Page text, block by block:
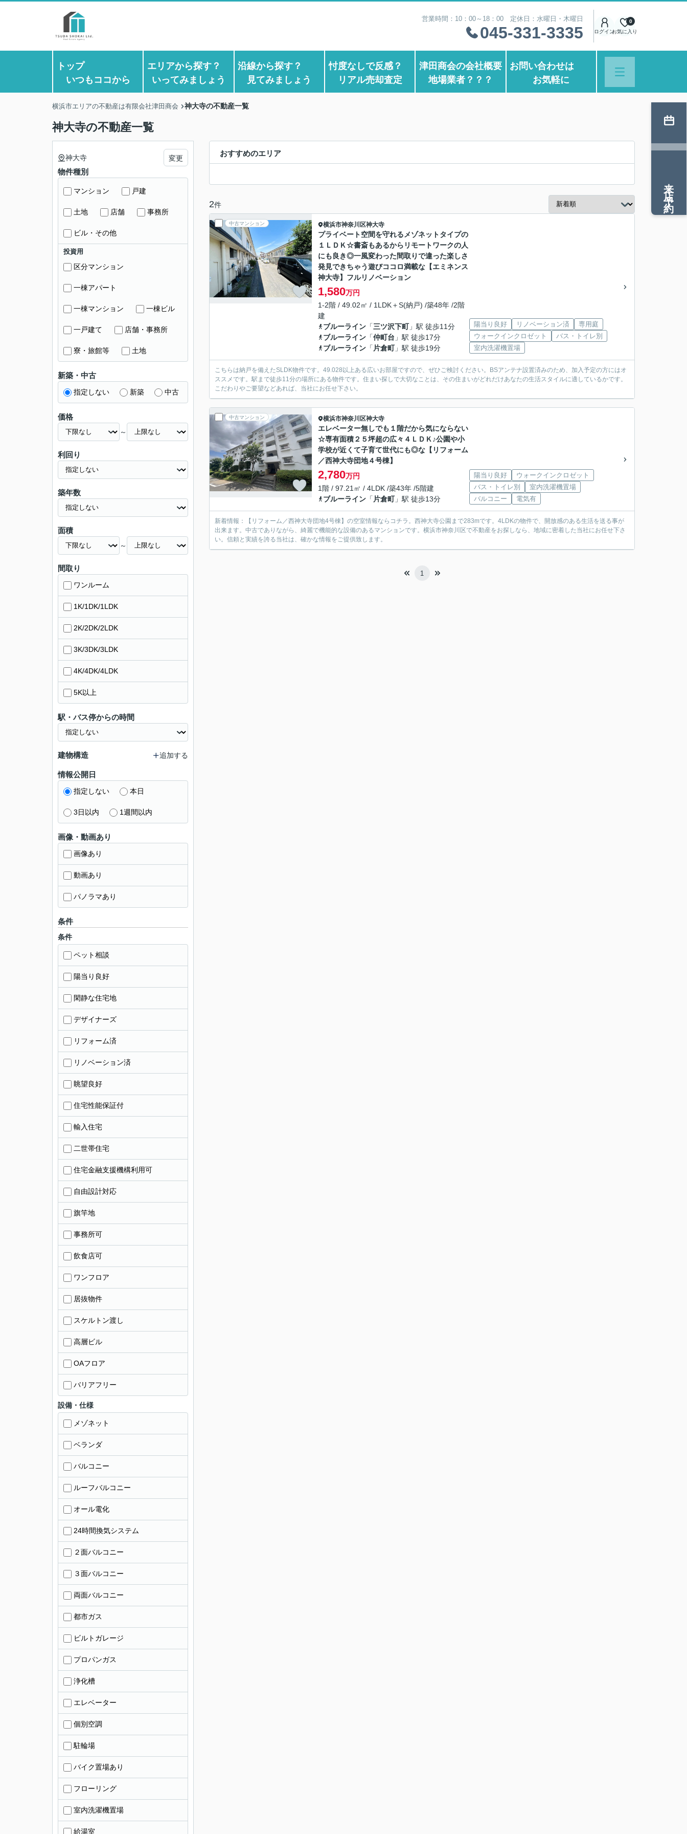
営業時間：10：00～18：00 定休日：水曜日・木曜日
045-331-3335 ログインお気に入り
0
トップ
いつもココから
エリアから探す？
いってみましょう
沿線から探す？
見てみましょう
忖度なしで反感？
リアル売却査定
津田商会の会社概要
地場業者？？？
お問い合わせは
お気軽に
横浜市エリアの不動産は有限会社津田商会 神大寺の不動産一覧
神大寺の不動産一覧
おすすめのエリア
2件
中古マンション 横浜市神奈川区神大寺
プライベート空間を守れるメゾネットタイプの
１ＬＤＫ☆書斎もあるからリモートワークの人
にも良き◎一風変わった間取りで違った楽しさ
発見できちゃう遊びココロ満載な【エミネンス
神大寺】フルリノベーション
1,580万円
1-2階 / 49.02㎡ / 1LDK＋S(納戸) /築48年 /2階
建
ブルーライン 「三ツ沢下町」駅 徒歩11分
ブルーライン 「仲町台 」駅 徒歩17分
ブルーライン 「 片倉町」駅 徒歩19分
陽当り良好 リノベーション済
専用庭
ウォークインクロゼット
バス・トイレ別
室内洗濯機置場
こちらは納戸を備えたSLDK物件です。49.028以上ある広いお部屋ですので、ぜひご検討ください。BSアンテナ設置済みのため、加入予定の方にはオ
ススメです。駅まで徒歩11分の場所にある物件です。住まい探しで大切なことは、その住まいがどれだけあなたの生活スタイルに適しているかです。
こだわりやご要望などあれば、当社にお任せ下さい。
中古マンション 横浜市神奈川区神大寺
エレベーター無しでも１階だから気にならない
☆専有面積２５坪超の広々４ＬＤＫ♪公園や小
学校が近くて子育て世代にも◎な【リフォーム
／西神大寺団地４号棟】
2,780万円
1階 / 97.21㎡ / 4LDK /築43年 /5階建
ブルーライン 「 片倉町」駅 徒歩13分
陽当り良好
ウォークインクロゼット
バス・トイレ別
室内洗濯機置場
バルコニー
電気有
新着情報：【リフォーム／西神大寺団地4号棟】の空室情報ならコチラ。西神大寺公園まで283mです。4LDKの物件で、開放感のある生活を送る事が
出来ます。中古でありながら、綺麗で機能的な設備のあるマンションです。横浜市神奈川区で不動産をお探しなら、地域に密着した当社にお任せ下さ
い。信頼と実績を誇る当社は、確かな情報をご提供致します。
1
神大寺 変更
物件種別
マンション 戸建
土地 店舗 事務所
ビル・その他
投資用
区分マンション
一棟アパート
一棟マンション 一棟ビル
一戸建て 店舗・事務所
寮・旅館等 土地
新築・中古
指定しない 新築 中古
価格
～
利回り
築年数
面積
～
間取り
ワンルーム
1K/1DK/1LDK
2K/2DK/2LDK
3K/3DK/3LDK
4K/4DK/4LDK
5K以上
駅・バス停からの時間
建物構造 追加する
情報公開日
指定しない 本日
3日以内 1週間以内
画像・動画あり
画像あり
動画あり
パノラマあり
条件
条件
ペット相談
陽当り良好
閑静な住宅地
デザイナーズ
リフォーム済
リノベーション済
眺望良好
住宅性能保証付
輸入住宅
二世帯住宅
住宅金融支援機構利用可
自由設計対応
旗竿地
事務所可
飲食店可
ワンフロア
居抜物件
スケルトン渡し
高層ビル
OAフロア
バリアフリー
設備・仕様
メゾネット
ベランダ
バルコニー
ルーフバルコニー
オール電化
24時間換気システム
２面バルコニー
３面バルコニー
両面バルコニー
都市ガス
ビルトガレージ
プロパンガス
浄化槽
エレベーター
個別空調
駐輪場
バイク置場あり
フローリング
室内洗濯機置場
給湯室
来店予約